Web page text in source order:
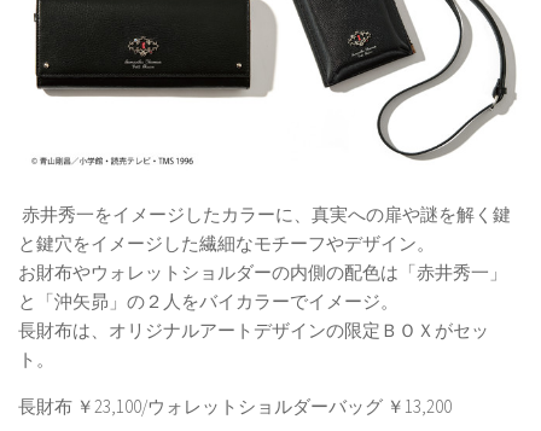
赤井秀一をイメージしたカラーに、真実への扉や謎を解く鍵
と鍵穴をイメージした繊細なモチーフやデザイン。
お財布やウォレットショルダーの内側の配色は「赤井秀一」
と「沖矢昴」の２人をバイカラーでイメージ。
長財布は、オリジナルアートデザインの限定ＢＯＸがセッ
ト。
長財布 ￥23,100/ウォレットショルダーバッグ ￥13,200